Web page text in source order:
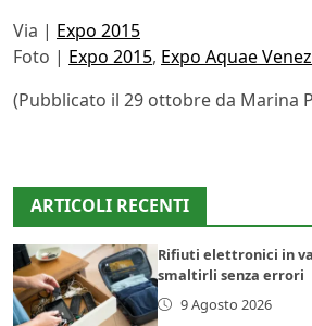
Via | Expo 2015
Foto | Expo 2015, Expo Aquae
(Pubblicato il 29 ottobre da Marina
ARTICOLI RECENTI
Rifiuti elettronici in
smaltirli senza errori
9 Agosto 2026